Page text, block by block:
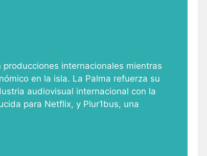
internacionales mientras
en la isla. La Palma refuerza su
audiovisual internacional con la
para Netflix, y Plur1bus, una